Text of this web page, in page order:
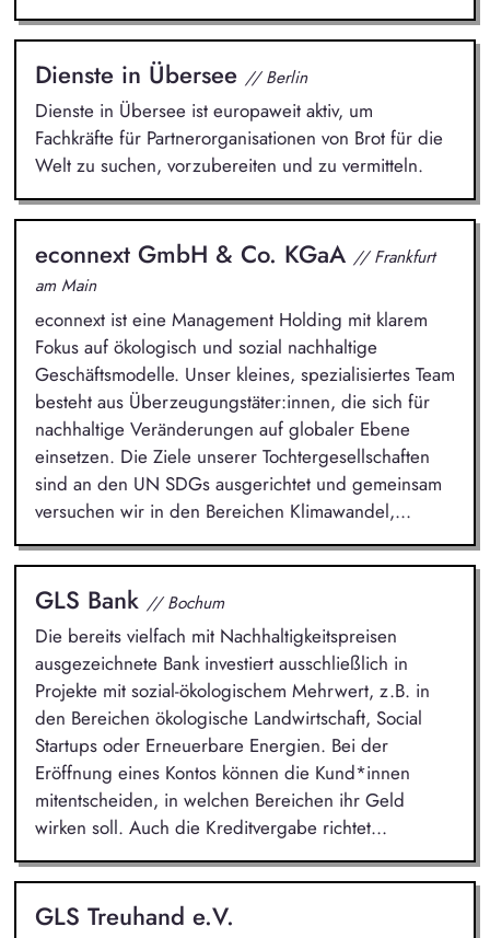
Dienste in Übersee // Berlin
Dienste in Übersee ist europaweit aktiv, um
Fachkräfte für Partnerorganisationen von Brot für die
Welt zu suchen, vorzubereiten und zu vermitteln.
econnext GmbH & Co. KGaA // Frankfurt
am Main
econnext ist eine Management Holding mit klarem
Fokus auf ökologisch und sozial nachhaltige
Geschäftsmodelle. Unser kleines, spezialisiertes Team
besteht aus Überzeugungstäter:innen, die sich für
nachhaltige Veränderungen auf globaler Ebene
einsetzen. Die Ziele unserer Tochtergesellschaften
sind an den UN SDGs ausgerichtet und gemeinsam
versuchen wir in den Bereichen Klimawandel,...
GLS Bank // Bochum
Die bereits vielfach mit Nachhaltigkeitspreisen
ausgezeichnete Bank investiert ausschließlich in
Projekte mit sozial-ökologischem Mehrwert, z.B. in
den Bereichen ökologische Landwirtschaft, Social
Startups oder Erneuerbare Energien. Bei der
Eröffnung eines Kontos können die Kund*innen
mitentscheiden, in welchen Bereichen ihr Geld
wirken soll. Auch die Kreditvergabe richtet...
GLS Treuhand e.V.